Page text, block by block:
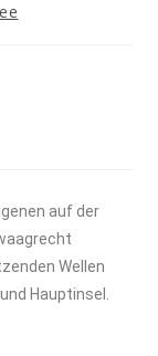
auf der
Wellen
Hauptinsel.